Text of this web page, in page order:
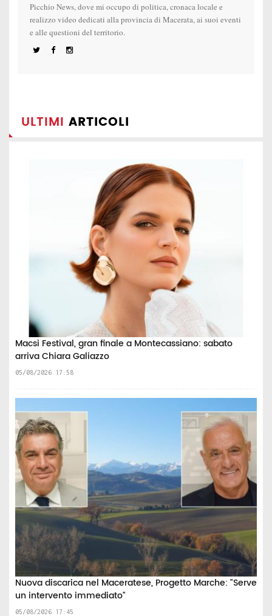
Picchio News, dove mi occupo di politica, cronaca locale e
realizzo video dedicati alla provincia di Macerata, ai suoi eventi
e alle questioni del territorio.
ULTIMI ARTICOLI
Macsi Festival, gran finale a Montecassiano: sabato
arriva Chiara Galiazzo
05/08/2026 17:58
Nuova discarica nel Maceratese, Progetto Marche: "Serve
un intervento immediato"
05/08/2026 17:45